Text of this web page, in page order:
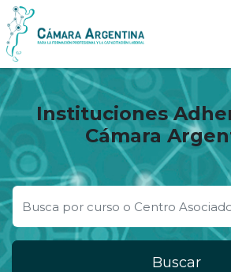
Instituciones
Cámara
Buscar